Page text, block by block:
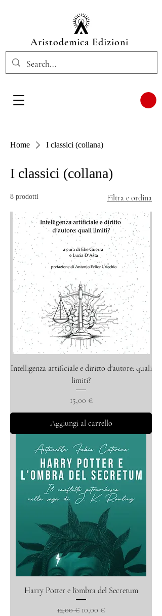
Aristodemica Edizioni
Home I classici (collana)
I classici (collana)
8 prodotti Filtra e ordina
Intelligenza artificiale e diritto d'autore: quali
limiti?
Prezzo
15,00 €
Aggiungi al carrello
Harry Potter e l'ombra del Secretum
Prezzo regolare
12,00 € Prezzo scontato
10,00 €